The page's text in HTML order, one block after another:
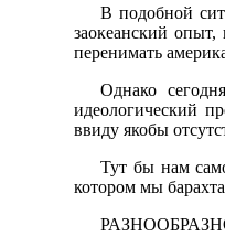
В подобной
заокеанский опыт,
перенимать
Однако
идеологический
ввиду якобы
Тут бы нам
котором мы